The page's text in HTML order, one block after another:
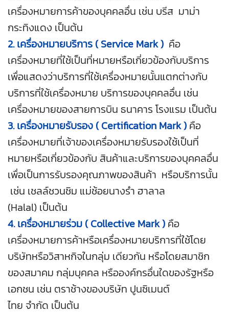
เครื่องหมายการค้าของบุคคลอื่น เช่น บรีส มาม่า
กระทิงแดง เป็นต้น
2. เครื่องหมายบริการ ( Service Mark ) คือ
เครื่องหมายที่ใช้เป็นที่หมายหรือเกี่ยวข้องกับบริการ
เพื่อแสดงว่าบริการที่ใช้เครื่องหมายนั้นแตกต่างกับ
บริการที่ใช้เครื่องหมาย บริการของบุคคลอื่น เช่น
เครื่องหมายของสายการบิน ธนาคาร โรงแรม เป็นต้น
3. เครื่องหมายรับรอง ( Certification Mark ) คือ
เครื่องหมายที่เจ้าของเครื่องหมายรับรองใช้เป็นที่
หมายหรือเกี่ยวข้องกับ สินค้าและบริการของบุคคลอื่น
เพื่อเป็นการรับรองคุณภาพของสินค้า หรือบริการนั้น
เช่น เชลล์ชวนชิม แม่ช้อยนางรำ ฮาลาล
(Halal) เป็นต้น
4. เครื่องหมายร่วม ( Collective Mark ) คือ
เครื่องหมายการค้าหรือเครื่องหมายบริการที่ใช้โดย
บริษัทหรือวิสาหกิจในกลุ่ม เดียวกัน หรือโดยสมาชิก
ของสมาคม กลุ่มบุคคล หรือองค์กรอื่นใดของรัฐหรือ
เอกชน เช่น ตราช้างของบริษัท ปูนซิเมนต์
ไทย จำกัด เป็นต้น